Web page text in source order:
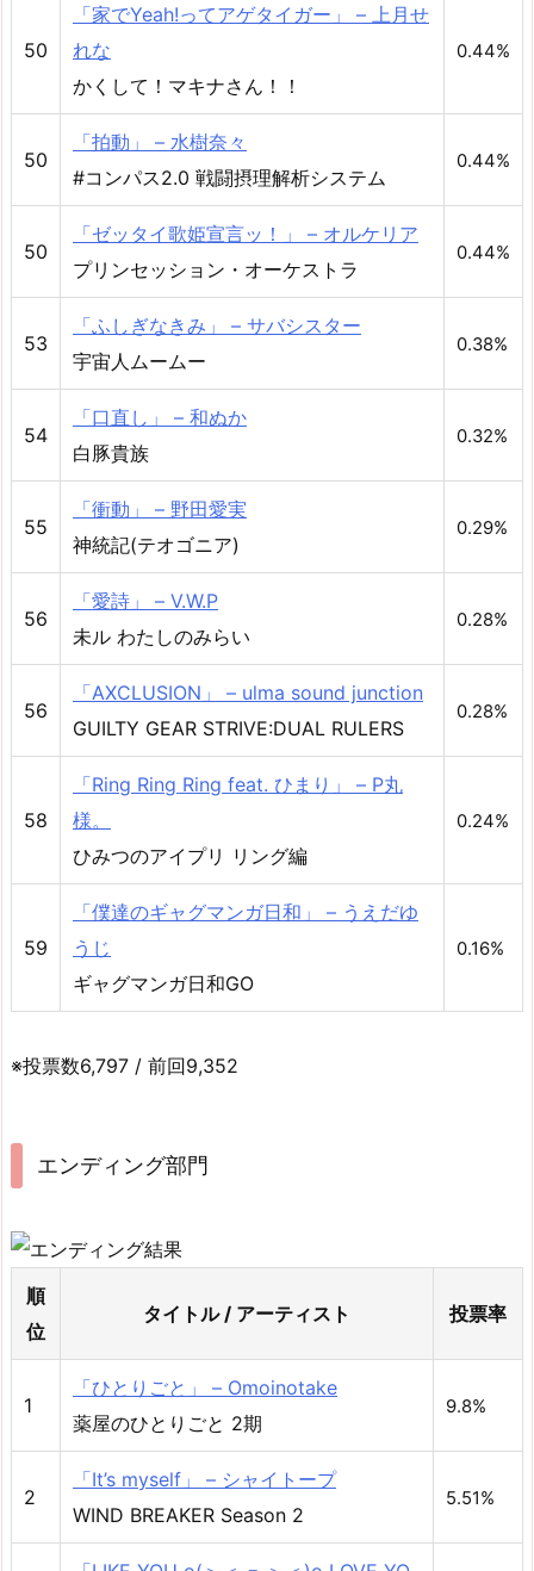
50
「家でYeah!ってアゲタイガー」 – 上月せ
れな
かくして！マキナさん！！
0.44%
50
「拍動」 – 水樹奈々
#コンパス2.0 戦闘摂理解析システム
0.44%
50
「ゼッタイ歌姫宣言ッ！」 – オルケリア
プリンセッション・オーケストラ
0.44%
53
「ふしぎなきみ」 – サバシスター
宇宙人ムームー
0.38%
54
「口直し」 – 和ぬか
白豚貴族
0.32%
55
「衝動」 – 野田愛実
神統記(テオゴニア)
0.29%
56
「愛詩」 – V.W.P
未ル わたしのみらい
0.28%
56
「AXCLUSION」 – ulma sound junction
GUILTY GEAR STRIVE:DUAL RULERS
0.28%
58
「Ring Ring Ring feat. ひまり」 – P丸
様。
ひみつのアイプリ リング編
0.24%
59
「僕達のギャグマンガ日和」 – うえだゆ
うじ
ギャグマンガ日和GO
0.16%
※投票数6,797 / 前回9,352
エンディング部門
順
位
タイトル / アーティスト 投票率
1
「ひとりごと」 – Omoinotake
薬屋のひとりごと 2期
9.8%
2
「It’s myself」 – シャイトープ
WIND BREAKER Season 2
5.51%